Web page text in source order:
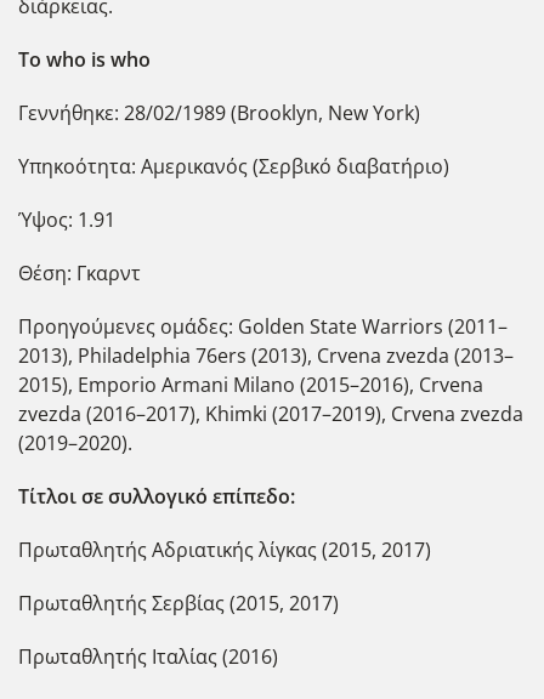
διάρκειας.
Το who is whο
Γεννήθηκε: 28/02/1989 (Brooklyn, New York)
Υπηκοότητα: Αμερικανός (Σερβικό διαβατήριο)
Ύψος: 1.91
Θέση: Γκαρντ
Προηγούμενες ομάδες: Golden State Warriors (2011–
2013), Philadelphia 76ers (2013), Crvena zvezda (2013–
2015), Emporio Armani Milano (2015–2016), Crvena
zvezda (2016–2017), Khimki (2017–2019), Crvena zvezda
(2019–2020).
Τίτλοι σε συλλογικό επίπεδο:
Πρωταθλητής Αδριατικής λίγκας (2015, 2017)
Πρωταθλητής Σερβίας (2015, 2017)
Πρωταθλητής Ιταλίας (2016)